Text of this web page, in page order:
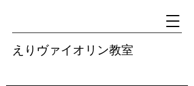
えりヴァイオリン教室